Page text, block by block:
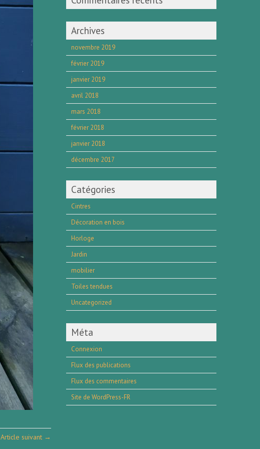
Article suivant →
Archives
novembre 2019
février 2019
janvier 2019
avril 2018
mars 2018
février 2018
janvier 2018
décembre 2017
Catégories
Cintres
Décoration en bois
Horloge
Jardin
mobilier
Toiles tendues
Uncategorized
Méta
Connexion
Flux des publications
Flux des commentaires
Site de WordPress-FR